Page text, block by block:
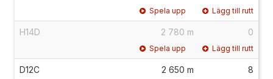
Spela upp Lägg till rutt
H14D 2 780 m 0
Spela upp Lägg till rutt
D12C 2 650 m 8